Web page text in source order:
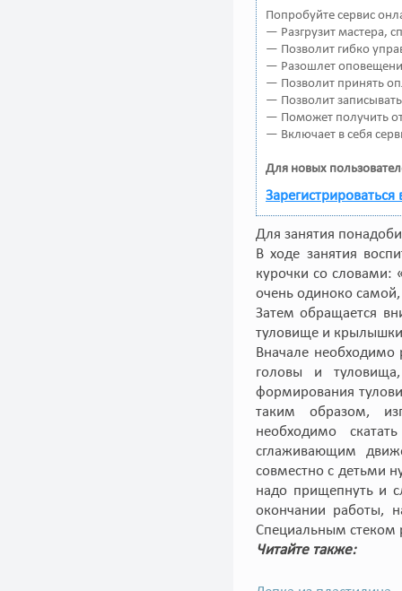
Попробуйте сервис
— Разгрузит мастера,
— Позволит гибко
— Разошлет
— Позволит принять
— Позволит
— Поможет получить
— Включает в себя
Для новых
Зарегистрироваться
Для занятия
В ходе занятия
курочки со словами:
очень одиноко
Затем обращается
туловище и
Вначале необходимо
головы и
формирования
таким образом,
необходимо
сглаживающим
совместно с детьми
надо прищепнуть и
окончании работы,
Специальным стеком
Читайте также: